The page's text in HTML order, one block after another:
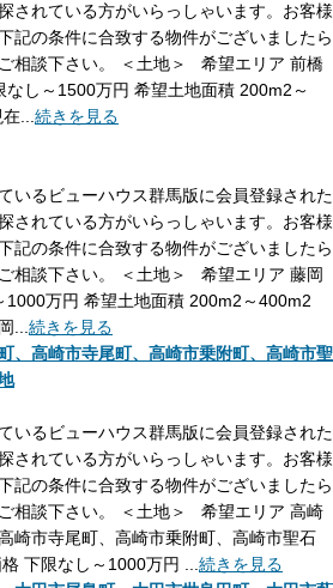
されている方がいらっしゃいます。お客様
記の条件に合致する物件がございましたら
相談下さい。 ＜土地＞ 希望エリア 前橋
し～1500万円 希望土地面積 200m2～
... 続きを見る
いるビューハウス群馬版に会員登録された
されている方がいらっしゃいます。お客様
記の条件に合致する物件がございましたら
相談下さい。 ＜土地＞ 希望エリア 藤岡
1000万円 希望土地面積 200m2～400m2
... 続きを見る
、高崎市寺尾町、高崎市乗附町、高崎市聖
いるビューハウス群馬版に会員登録された
されている方がいらっしゃいます。お客様
記の条件に合致する物件がございましたら
相談下さい。 ＜土地＞ 希望エリア 高崎
崎市寺尾町、高崎市乗附町、高崎市聖石
下限なし～1000万円 ... 続きを見る